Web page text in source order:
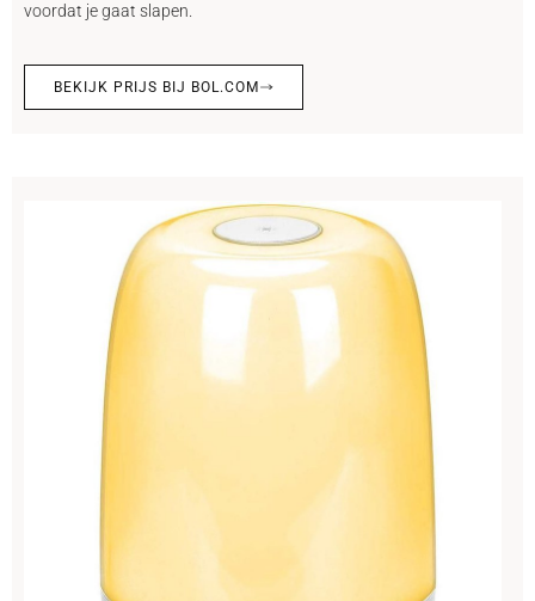
voordat je gaat slapen.
BEKIJK PRIJS BIJ BOL.COM